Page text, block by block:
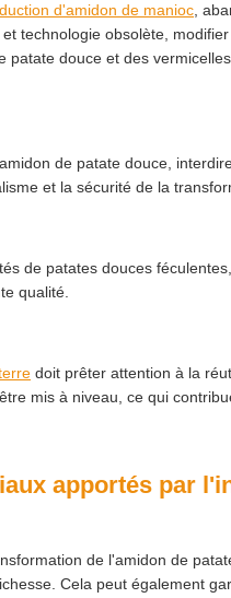
d'amidon de manioc ,
technologie obsolète,
patate douce et des
de patate douce,
et la sécurité de la
de patates douces
qualité.
doit prêter attention à la
mis à niveau, ce qui
apportés par
de l'amidon de
Cela peut également